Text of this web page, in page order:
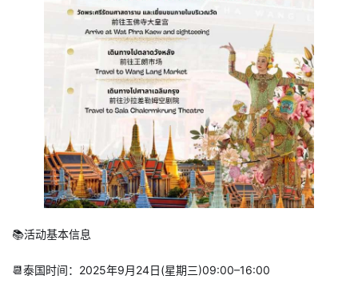
📚活动基本信息
📆泰国时间：2025年9月24日(星期三)09:00–16:00